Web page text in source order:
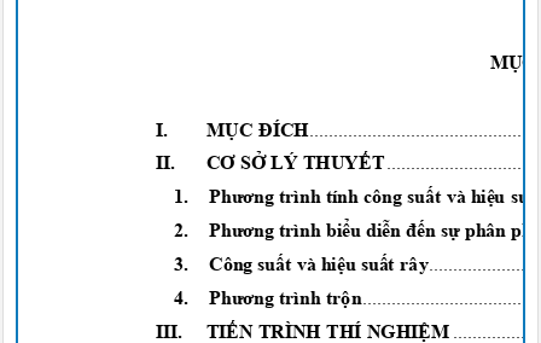
I. MỤC ĐÍCH
CƠ SỞLÝ THUYẾT
II.
1.Phươngtrình tính côngsuất và hiệu
2.Phươngtrình biểu diễn đến sựphân
3. Công suất và hiệu suấtrây
4.Phươngtrình trộn
III.TIẾNTRÌNH THÍ NGHIỆM